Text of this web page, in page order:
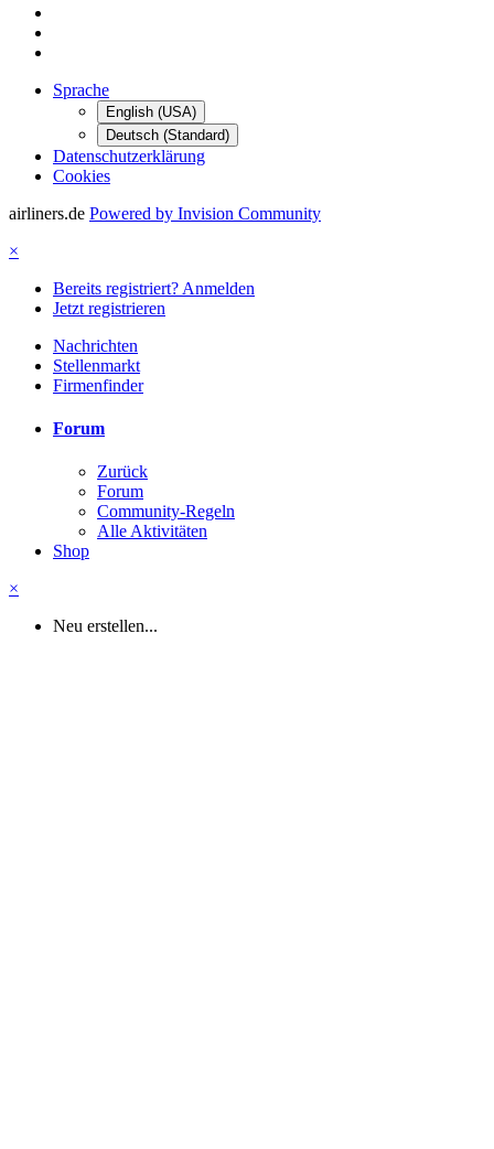
Sprache
English (USA)
Deutsch (Standard)
Datenschutzerklärung
Cookies
airliners.de Powered by Invision Community
×
Bereits registriert? Anmelden
Jetzt registrieren
Nachrichten
Stellenmarkt
Firmenfinder
Forum
Zurück
Forum
Community-Regeln
Alle Aktivitäten
Shop
×
Neu erstellen...